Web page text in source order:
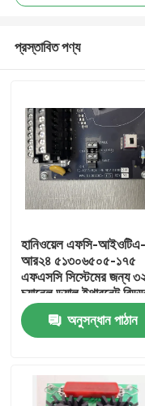
প্রস্তাবিত পণ্য
হানিওয়েল এফসি-আইওটিএ-
আর২৪ ৫১৩০৬৫০৫-১৭৫
এফএসসি সিস্টেমের জন্য
চ্যানেল ডুয়াল ইথারনেট
আইও টার্মিনেশন অ্যাসেম্বলি
অনুসন্ধান পাঠান